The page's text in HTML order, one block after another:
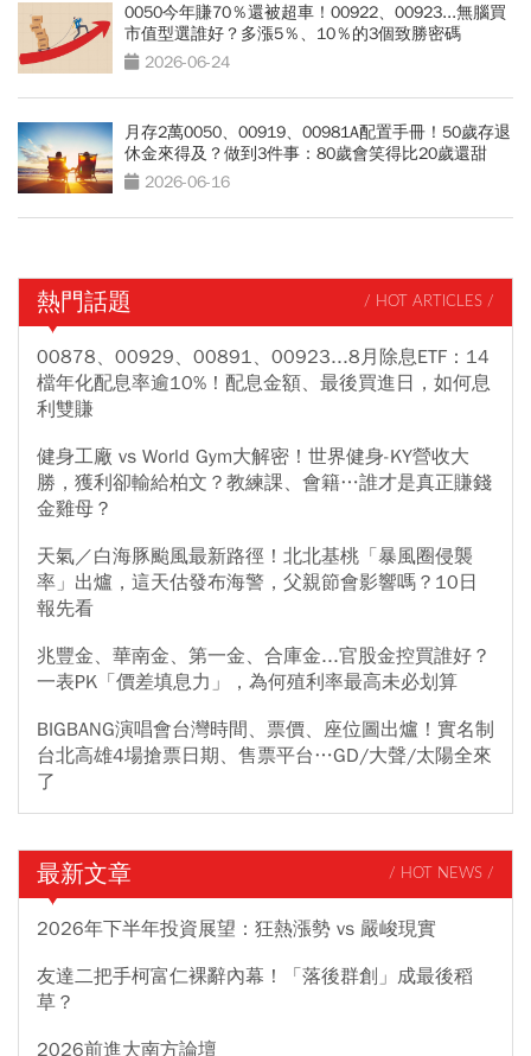
0050今年賺70％還被超車！00922、00923...無腦買
市值型選誰好？多漲5％、10％的3個致勝密碼
2026-06-24
月存2萬0050、00919、00981A配置手冊！50歲存退
休金來得及？做到3件事：80歲會笑得比20歲還甜
2026-06-16
熱門話題 / HOT ARTICLES /
00878、00929、00891、00923...8月除息ETF：14
檔年化配息率逾10%！配息金額、最後買進日，如何息
利雙賺
健身工廠 vs World Gym大解密！世界健身-KY營收大
勝，獲利卻輸給柏文？教練課、會籍…誰才是真正賺錢
金雞母？
天氣／白海豚颱風最新路徑！北北基桃「暴風圈侵襲
率」出爐，這天估發布海警，父親節會影響嗎？10日
報先看
兆豐金、華南金、第一金、合庫金...官股金控買誰好？
一表PK「價差填息力」，為何殖利率最高未必划算
BIGBANG演唱會台灣時間、票價、座位圖出爐！實名制
台北高雄4場搶票日期、售票平台…GD/大聲/太陽全來
了
最新文章 / HOT NEWS /
2026年下半年投資展望：狂熱漲勢 vs 嚴峻現實
友達二把手柯富仁裸辭內幕！「落後群創」成最後稻
草？
2026前進大南方論壇